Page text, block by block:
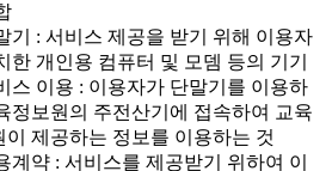
기 : 서비스 제공을 받기 위해 이용자
한 개인용 컴퓨터 및 모뎀 등의 기기
스 이용 : 이용자가 단말기를 이용하
정보원의 주전산기에 접속하여 교육
이 제공하는 정보를 이용하는 것
약 : 서비스를 제공받기 위하여 이